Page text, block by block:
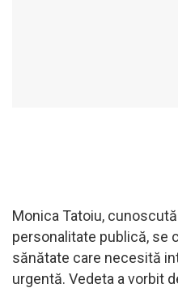
Monica Tatoiu,
personalitate publică, se
sănătate care necesită
urgentă. Vedeta a vorbit